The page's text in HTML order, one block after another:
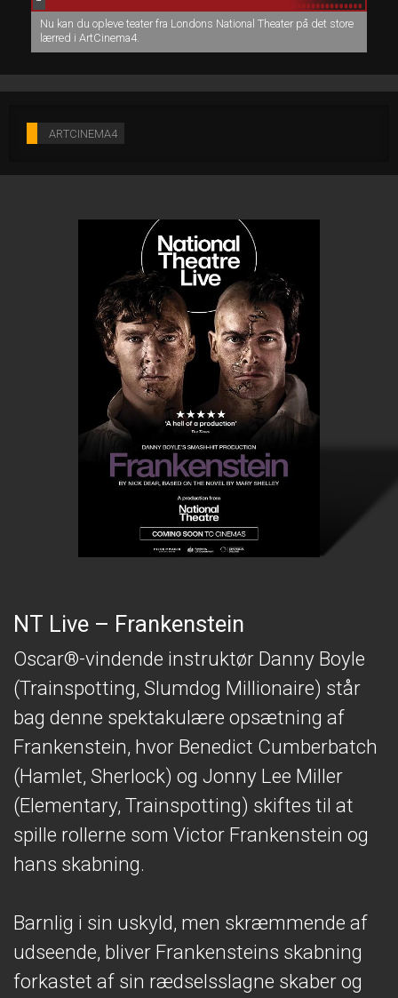
Nu kan du opleve teater fra Londons National Theater på det store
lærred i ArtCinema4.
ARTCINEMA4
NT Live – Frankenstein
Oscar®-vindende instruktør Danny Boyle
(Trainspotting, Slumdog Millionaire) står
bag denne spektakulære opsætning af
Frankenstein, hvor Benedict Cumberbatch
(Hamlet, Sherlock) og Jonny Lee Miller
(Elementary, Trainspotting) skiftes til at
spille rollerne som Victor Frankenstein og
hans skabning.
Barnlig i sin uskyld, men skræmmende af
udseende, bliver Frankensteins skabning
forkastet af sin rædselsslagne skaber og